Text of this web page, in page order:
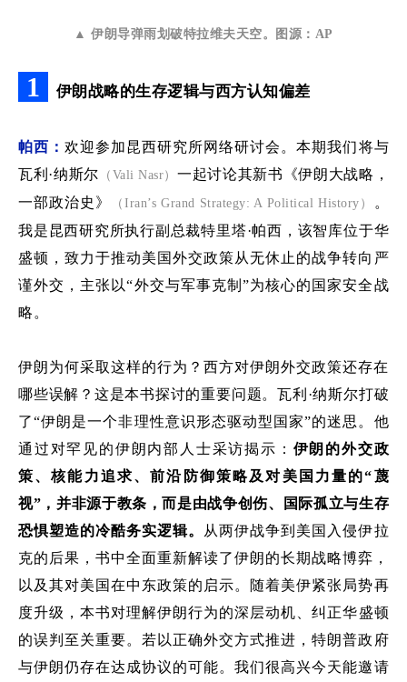
▲ 伊朗导弹雨划破特拉维夫天空。 图源：AP
1 伊朗战略的生存逻辑与西方认知偏差
帕西：欢迎参加昆西研究所网络研讨会 。本期我们将与
瓦利 ·纳斯尔 （ Vali Nasr）一起讨论其新书《伊朗大战略，
一部政治史》
（Iran’s Grand Strategy: A Political History ）
。
我是昆西研究所执行副总裁特里塔·帕西，该智库位于华
盛顿，致力于推动美国外交政策从无休止的战争转向严
谨外交，主张以“外交与军事克制 ”为核心的国家安全战
略。
伊朗为何采取这样的行为？西方对伊朗外交政策还存在
哪些误解？这是本书探讨的重要问题。瓦利 ·纳斯尔打破
了“伊朗是一个非理性意识形态驱动型国家”的迷思。他
通过 对罕见的伊朗内部人士采访揭示： 伊朗的外交政
策、核能力追求、前沿防御策略及对美国力量的“蔑
视” ，并非源于教条，而是由战争创伤、国际孤立与生存
恐惧塑造的冷酷务实逻辑。
从两伊战争到美国入侵伊拉
克的后果，书中全面重新解读了伊朗的长期战略博弈，
以及其对美国在中东政策的启示。 随着美伊紧张局势再
度升级 ，本书对理解伊朗行为的深层动机、纠正华盛顿
的误判至关重要。 若以正确外交方式推进，特朗普政府
与伊朗仍存在达成协议的可能。我们很高兴今天能邀请